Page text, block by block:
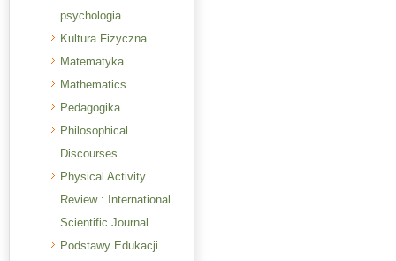
psychologia
Kultura Fizyczna
Matematyka
Mathematics
Pedagogika
Philosophical
Discourses
Physical Activity
Review : International
Scientific Journal
Podstawy Edukacji